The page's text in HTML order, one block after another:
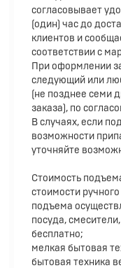
согласовывает
(один) час до
клиентов и
соответствии с
При оформлении
следующий или
(не позднее семи
заказа), по
В случаях, если
возможности
уточняйте
Стоимость
стоимости
подъема
посуда,
бесплатно;
мелкая бытовая
бытовая техника